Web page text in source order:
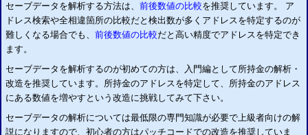
PS3 パッチコード改造掲示板 PS3
セーブデータ投稿掲示板
3DSパッチコード改造掲示板
3DSセーブデータ投稿掲示板
「
す。
追加RPGツクールVX／Aceセーブエディターを公開
追加RPGツクールMVセーブエディターを公開
追加ドラゴンズドグマ セーブデータ圧縮・解凍システムを公開
追加セーブデータの解析方法 アドレス検索 セーブデータ比較
更新 対応タイトル追加 「オーディンスフィア レイヴスラシル」 「ティアーズ・トゥ・ティアラII 覇
セーブデータを解析する方法は、 前後数値の比較を推奨しています。 ア
ドレス検索や全相違箇所の比較だと検出数が多くアドレスを特定するのが
難しくなる場合でも、 前後数値の比較だと高い精度でアドレスを特定でき
ます。
セーブデータを解析するのが初めての方は、入門編として所持金の解析・
改造を推奨しています。所持金のアドレスを特定して、所持金のアドレス
にある数値を増やすという改造に挑戦してみて下さい。
セーブデータの解析については最低限の専門知識が必要で上級者向けの解
説になりますので、初心者の方はパッチコードでの改造を推奨していま